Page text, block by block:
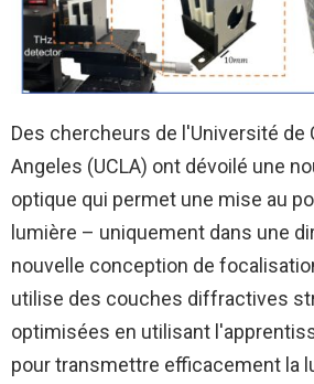
Des chercheurs de l'Université de
Angeles (UCLA) ont dévoilé une
optique qui permet une mise au
lumière – uniquement dans une
nouvelle conception de
utilise des couches diffractives
optimisées en utilisant
pour transmettre efficacement la